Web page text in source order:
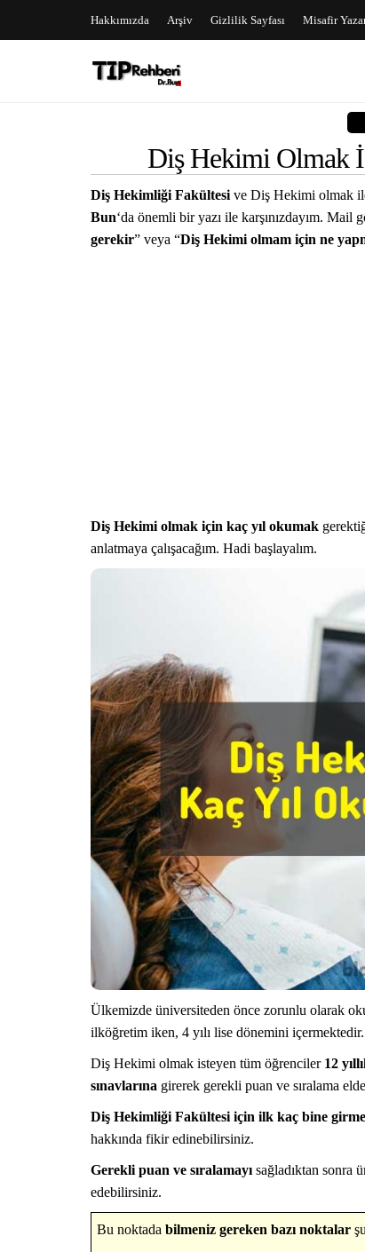
Hakkımızda Arşiv Gizlilik Sayfası Misafir
Diş Hekimi Olmak
Diş Hekimliği Fakültesi ve Diş Hekimi olmak
Bun‘da önemli bir yazı ile karşınızdayım. Mail
gerekir” veya “Diş Hekimi olmam için ne
Diş Hekimi olmak için kaç yıl okumak
anlatmaya çalışacağım. Hadi başlayalım.
Ülkemizde üniversiteden önce zorunlu olarak
ilköğretim iken, 4 yılı lise dönemini içermektedir.
Diş Hekimi olmak isteyen tüm öğrenciler 12
sınavlarına girerek gerekli puan ve sıralama
Diş Hekimliği Fakültesi için ilk kaç bine
hakkında fikir edinebilirsiniz.
Gerekli puan ve sıralamayı sağladıktan sonra
edebilirsiniz.
Bu noktada bilmeniz gereken bazı noktalar